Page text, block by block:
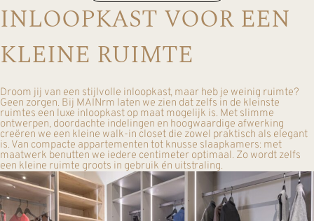
INLOOPKAST VOOR EEN
KLEINE RUIMTE
Droom jij van een stijlvolle inloopkast, maar heb je weinig ruimte?
Geen zorgen. Bij MAINrm laten we zien dat zelfs in de kleinste
ruimtes een luxe inloopkast op maat mogelijk is. Met slimme
ontwerpen, doordachte indelingen en hoogwaardige afwerking
creëren we een kleine walk-in closet die zowel praktisch als elegant
is. Van compacte appartementen tot knusse slaapkamers: met
maatwerk benutten we iedere centimeter optimaal. Zo wordt zelfs
een kleine ruimte groots in gebruik én uitstraling.